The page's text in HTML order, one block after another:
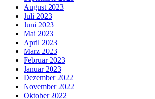
August 2023
Juli 2023
Juni 2023
Mai 2023
April 2023
März 2023
Februar 2023
Januar 2023
Dezember 2022
November 2022
Oktober 2022